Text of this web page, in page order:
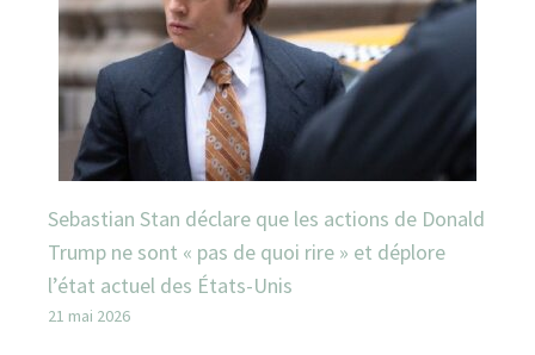
Sebastian Stan déclare que les actions de Donald
Trump ne sont « pas de quoi rire » et déplore
l’état actuel des États-Unis
21 mai 2026